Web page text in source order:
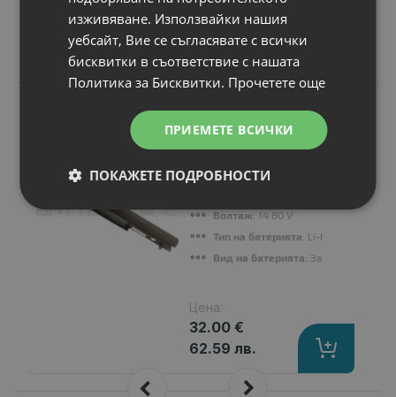
Подобни продукти
Батерия за лаптоп
Asus K Series K56C
Series
Капацитет: 2200 mAh
Волтаж: 14.80 V
Тип на батерията: Li-Ion
Вид на батерията: Заместител
Цена:
32.00 €
62.59 лв.
изживяване. Използвайки нашия
уебсайт, Вие се съгласявате с всички
бисквитки в съответствие с нашата
Политика за Бисквитки. Прочетете още
ПРИЕМЕТЕ ВСИЧКИ
ПОКАЖЕТЕ ПОДРОБНОСТИ